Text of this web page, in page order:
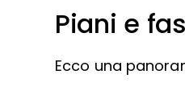
Piani e
Ecco una